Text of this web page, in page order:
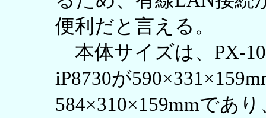
便利だと言える。
本体サイズは、PX-
iP8730が
584×310×159mmであ